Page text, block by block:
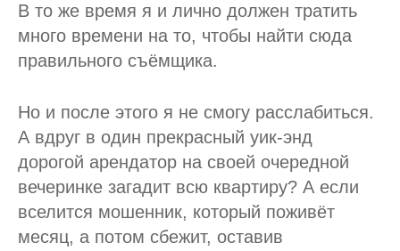
В то же время я и лично должен тратить
много времени на то, чтобы найти сюда
правильного съёмщика.
Но и после этого я не смогу расслабиться.
А вдруг в один прекрасный уик-энд
дорогой арендатор на своей очередной
вечеринке загадит всю квартиру? А если
вселится мошенник, который поживёт
месяц, а потом сбежит, оставив